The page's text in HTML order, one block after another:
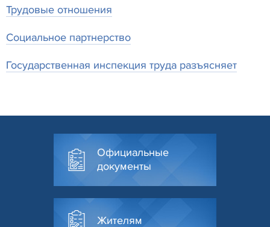
Трудовые отношения
Социальное партнерство
Государственная инспекция труда разъясняет
Официальные
документы
Жителям